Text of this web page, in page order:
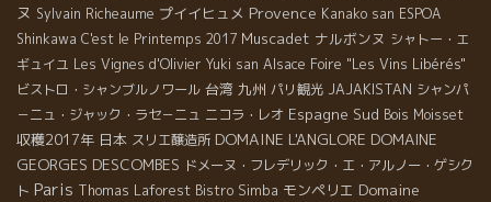
ヌ Sylvain Richeaume プイイヒュメ Provence Kanako san ESPOA
Shinkawa C'est le Printemps 2017 Muscadet ナルボンヌ シャトー・エ
ギュイユ Les Vignes d'Olivier Yuki san Alsace Foire "Les Vins Libérés"
ビストロ・シャンブルノワール 台湾 九州 パリ観光 JAJAKISTAN シャンパ
－ニュ・ジャック・ラセ－ニュ ニコラ・レオ Espagne Sud Bois Moisset
収穫2017年 日本 スリエ醸造所 DOMAINE L'ANGLORE DOMAINE
GEORGES DESCOMBES ドメーヌ・フレデリック・エ・アルノー・ゲシク
ト Paris Thomas Laforest Bistro Simba モンペリエ Domaine